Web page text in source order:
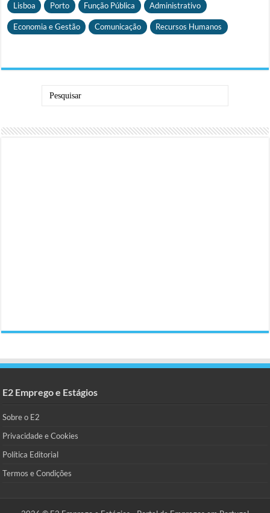
Lisboa Porto Função Pública Administrativo
Economia e Gestão Comunicação Recursos Humanos
E2 Emprego e Estágios
Sobre o E2
Privacidade e Cookies
Política Editorial
Termos e Condições